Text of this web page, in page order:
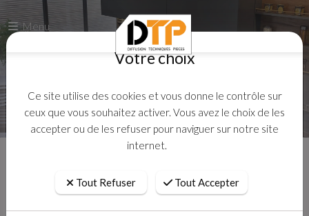
Menu
Votre choix
Ce site utilise des cookies et vous donne le contrôle sur
ceux que vous souhaitez activer. Vous avez le choix de les
accepter ou de les refuser pour naviguer sur notre site
internet.
Tout Refuser Tout Accepter